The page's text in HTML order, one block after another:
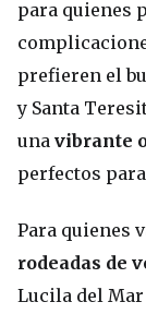
para quienes
prefieren el
y Santa
una vibrante
perfectos
Para quienes
rodeadas de
Lucila del